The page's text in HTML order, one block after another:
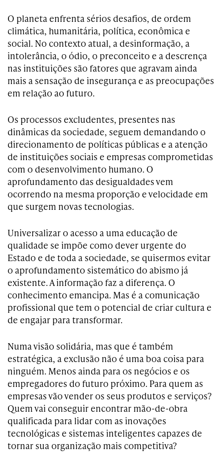
O planeta enfrenta sérios desafios, de ordem
climática, humanitária, política, econômica e
social. No contexto atual, a desinformação, a
intolerância, o ódio, o preconceito e a descrença
nas instituições são fatores que agravam ainda
mais a sensação de insegurança e as preocupações
em relação ao futuro.
Os processos excludentes, presentes nas
dinâmicas da sociedade, seguem demandando o
direcionamento de políticas públicas e a atenção
de instituições sociais e empresas comprometidas
com o desenvolvimento humano. O
aprofundamento das desigualdades vem
ocorrendo na mesma proporção e velocidade em
que surgem novas tecnologias.
Universalizar o acesso a uma educação de
qualidade se impõe como dever urgente do
Estado e de toda a sociedade, se quisermos evitar
o aprofundamento sistemático do abismo já
existente. A informação faz a diferença. O
conhecimento emancipa. Mas é a comunicação
profissional que tem o potencial de criar cultura e
de engajar para transformar.
Numa visão solidária, mas que é também
estratégica, a exclusão não é uma boa coisa para
ninguém. Menos ainda para os negócios e os
empregadores do futuro próximo. Para quem as
empresas vão vender os seus produtos e serviços?
Quem vai conseguir encontrar mão-de-obra
qualificada para lidar com as inovações
tecnológicas e sistemas inteligentes capazes de
tornar sua organização mais competitiva?